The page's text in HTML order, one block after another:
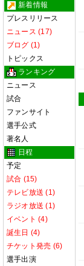
新着情報
プレスリリース
ニュース (17)
ブログ (1)
トピックス
ランキング
ニュース
試合
ファンサイト
選手公式
著名人
日程
予定
試合 (15)
テレビ放送 (1)
ラジオ放送 (1)
イベント (4)
誕生日 (4)
チケット発売 (6)
選手出演